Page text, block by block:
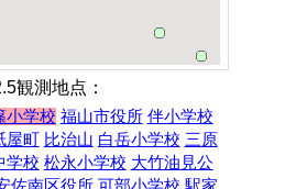
観測地点：
小学校 福山市役所 伴小学校
屋町 比治山 白岳小学校 三原
学校 松永小学校 大竹油見公